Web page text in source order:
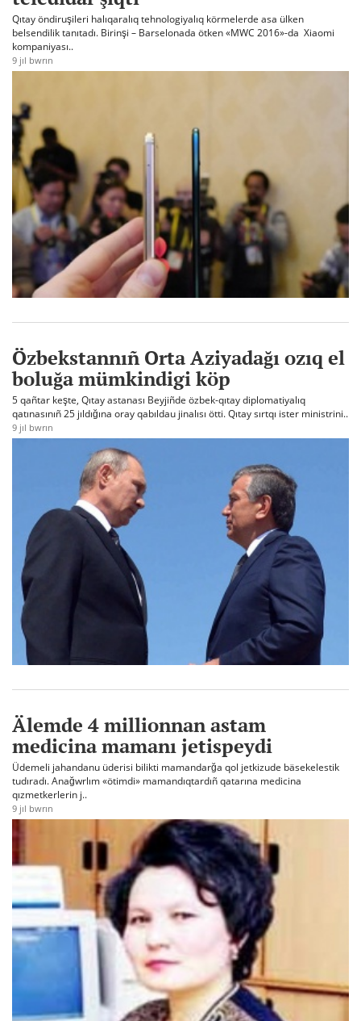
Qıtay öndiruşileri halıqaralıq tehnologiyalıq körmelerde asa ülken
belsendilik tanıtadı. Birinşi – Barselonada ötken «MWC 2016»-da Xiaomi
kompaniyası..
9 jıl bwrın
Özbekstannıñ Orta Aziyadağı ozıq el
boluğa mümkindigi köp
5 qañtar keşte, Qıtay astanası Beyjiñde özbek-qıtay diplomatiyalıq
qatınasınıñ 25 jıldığına oray qabıldau jinalısı ötti. Qıtay sırtqı ister ministrini..
9 jıl bwrın
Älemde 4 millionnan astam
medicina mamanı jetispeydi
Üdemeli jahandanu üderisi bilikti mamandarğa qol jetkizude bäsekelestik
tudıradı. Anağwrlım «ötimdi» mamandıqtardıñ qatarına medicina
qızmetkerlerin j..
9 jıl bwrın